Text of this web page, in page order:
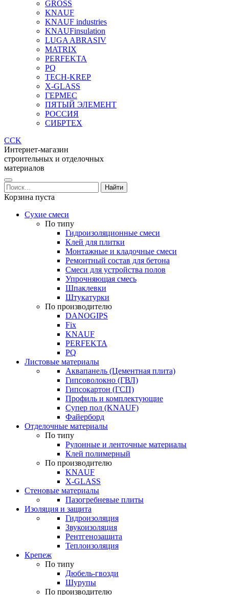
GROSS
KNAUF
KNAUF industries
KNAUFinsulation
LUGA ABRASIV
MATRIX
PERFEKTA
PQ
TECH-KREP
X-GLASS
ГЕРМЕС
ПЯТЫЙ ЭЛЕМЕНТ
РОССИЯ
СИБРТЕХ
CCK
Интернет-магазин
строительных и отделочных
материалов
Корзина пуста
Сухие смеси
По типу
Гидроизоляционные смеси
Клей для плитки
Монтажные и кладочные смеси
Ремонтный состав для бетона
Смеси для устройства полов
Упрочняющая смесь
Шпаклевки
Штукатурки
По производителю
DANOGIPS
Fix
KNAUF
PERFEKTA
PQ
Листовые материалы
Аквапанель (Цементная плита)
Гипсоволокно (ГВЛ)
Гипсокартон (ГСП)
Профиль и комплектующие
Супер пол (KNAUF)
Файерборд
Отделочные материалы
По типу
Рулонные и ленточные материалы
Клей полимерный
По производителю
KNAUF
X-GLASS
Стеновые материалы
Пазогребневые плиты
Изоляция и защита
Гидроизоляция
Звукоизоляция
Рентгенозащита
Теплоизоляция
Крепеж
По типу
Дюбель-гвозди
Шурупы
По производителю